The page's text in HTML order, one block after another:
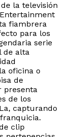
la televisión
fiambrera
para los
serie
de alta
oficina o
de
presenta
de los
capturando
clip